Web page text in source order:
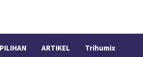
ARTIKEL Trihumix